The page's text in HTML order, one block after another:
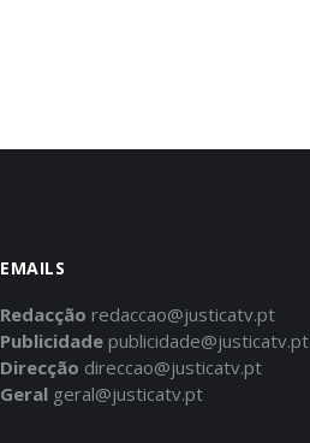
EMAILS
Redacção redaccao@justicatv.pt
Publicidade publicidade@justicatv.pt
Direcção direccao@justicatv.pt
Geral geral@justicatv.pt